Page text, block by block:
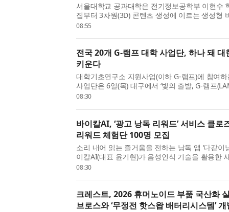
서울대학교 공과대학은 전기정보공학부 이현수
집부터 3차원(3D) 콘텐츠 생성에 이르는 생성형
(Generative Visual Computing) 연구 성과를
08:55
전국 20개 G-램프 대학 사업단, 하나 돼
키운다
대학기초연구소 지원사업(이하 G-램프)에 참여
사업단은 6일(목) 대구에서 ‘빛의 출발, G-램프
출범식’을 개최했다. 이번 행사는 20개 사업단의
08:30
바이칼AI, ‘광고 낭독 리워드’ 서비스 클
리워드 체험단 100명 모집
소리 내어 읽는 즐거움을 전하는 낭독 앱 ‘다같이
이칼AI(대표 윤기현)가 음성인식 기술을 활용한
를 선보인다. 바이칼AI는 사용자가 짧은 광고 문
08:30
크레스트, 2026 휴머노이드 부품 국산화
브로스와 ‘무정전 핫스왑 배터리시스템’